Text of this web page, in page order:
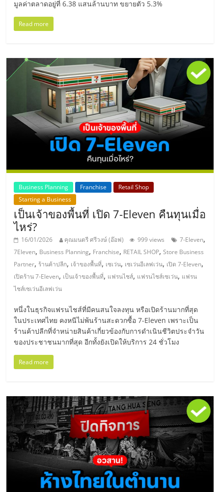
ศูนย์
แฟ
รน
ไชส์
พร้อม
ทำเล
สำหรับ
เปิด
ร้าน
ปรึกษา
ฟรี,
บริการ
พัฒนา
ระบบ
แฟ
รน
ไชส์"
มูลค่าตลาดอยู่ที่ 6.38 แสนล้านบาท ขยายตัว 5.3%
Read more
Business Planning Franchise
Retail Shop
Starting a Business
เป็นเจ้าของพื้นที่ เปิด 7-Eleven คืนทุนเมื่อ
ไหร่?
16/01/2026 คุณมนตรี ศรีวงษ์ (อ๊อฟ) 999 views 7-Eleven,
7Eleven, Business Planning, Franchise, RETAIL SHOP,Store Business
Partner, ร้านค้าปลีก, เจ้าของพื้นที่, เซเว่น, เซเว่นอีเลฟเว่น, เปิด 7-Eleven,
เปิดร้าน 7-Eleven, เป็นเจ้าของพื้นที่, แฟรนไชส์, แฟรนไชส์เซเว่น, แฟรน
ไชส์เซเว่นอีเลฟเว่น
หนึ่งในธุรกิจแฟรนไชส์ที่มีคนสนใจลงทุน หรือเปิดร้านมากที่สุด
ในประเทศไทย คงหนีไม่พ้นร้านสะดวกซื้อ 7-Eleven เพราะเป็น
ร้านค้าปลีกที่จำหน่ายสินค้าเกี่ยวข้องกับการดำเนินชีวิตประจำวัน
ของประชาชนมากที่สุด อีกทั้งยังเปิดให้บริการ 24 ชั่วโมง
Read more